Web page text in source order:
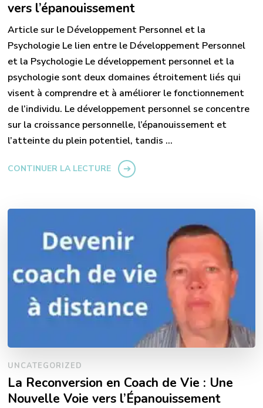
vers l’épanouissement
Article sur le Développement Personnel et la
Psychologie Le lien entre le Développement Personnel
et la Psychologie Le développement personnel et la
psychologie sont deux domaines étroitement liés qui
visent à comprendre et à améliorer le fonctionnement
de l’individu. Le développement personnel se concentre
sur la croissance personnelle, l’épanouissement et
l’atteinte du plein potentiel, tandis …
CONTINUER LA LECTURE
UNCATEGORIZED
La Reconversion en Coach de Vie : Une
Nouvelle Voie vers l’Épanouissement